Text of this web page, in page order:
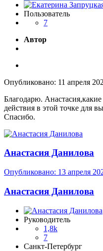
Пользователь
7
Автор
Опубликовано: 11 апреля
Благодарю.
действия в этой точке для
Спасибо.
Анастасия Данилова
Опубликовано: 13 апреля
Анастасия Данилова
Руководитель
1,8k
7
Санкт-Петербург